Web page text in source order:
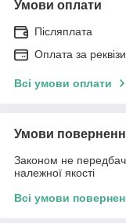
Умови оплати
Післяплата
Оплата за
Всі умови оплати
Умови
Законом не
належної якості
Всі умови